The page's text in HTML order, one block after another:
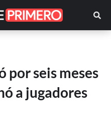
por seis meses
a jugadores